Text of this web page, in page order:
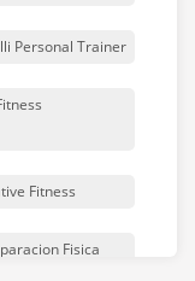
Personal Trainer
Fitness
Fisica